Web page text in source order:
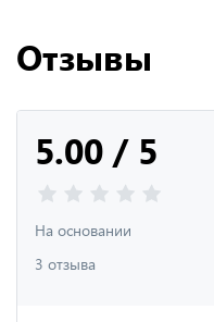
Отзывы
5.00 / 5
На основании
3 отзыва